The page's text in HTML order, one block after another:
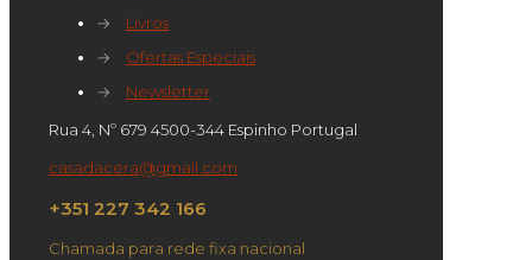
→
Livros
→
Ofertas Especiais
→
Newsletter
Rua 4, Nº 679 4500-344 Espinho Portugal
casadacera@gmail.com
+351 227 342 166
Chamada para rede fixa nacional